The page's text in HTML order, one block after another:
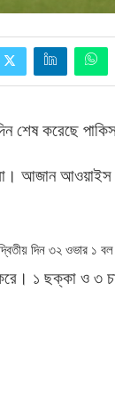
শেষ করেছে
আজান
দিন ৩২ ওভার ১
করে। ১ ছক্কা ও